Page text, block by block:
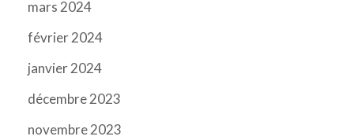
mars 2024
février 2024
janvier 2024
décembre 2023
novembre 2023